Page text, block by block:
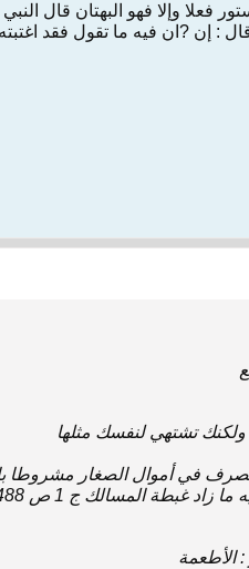
وإلا فهو البهتان‌ ‌قال‌
‌إن‌ ‌?ان‌ ‌فيه‌ ‌ما تقول‌ فقد
ولكنك‌ تشتهي‌ لنفسك‌ مثلها
‌في‌ أموال‌ الصغار مشروطا
غبطة المسالك‌ ج‌ 1 ص‌ 488
الأطعمة